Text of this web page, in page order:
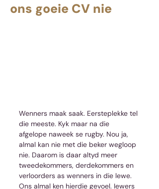
ons goeie CV nie
Wenners maak saak. Eersteplekke tel
die meeste. Kyk maar na die
afgelope naweek se rugby. Nou ja,
almal kan nie met die beker wegloop
nie. Daarom is daar altyd meer
tweedekommers, derdekommers en
verloorders as wenners in die lewe.
Ons almal ken hierdie gevoel. Iewers